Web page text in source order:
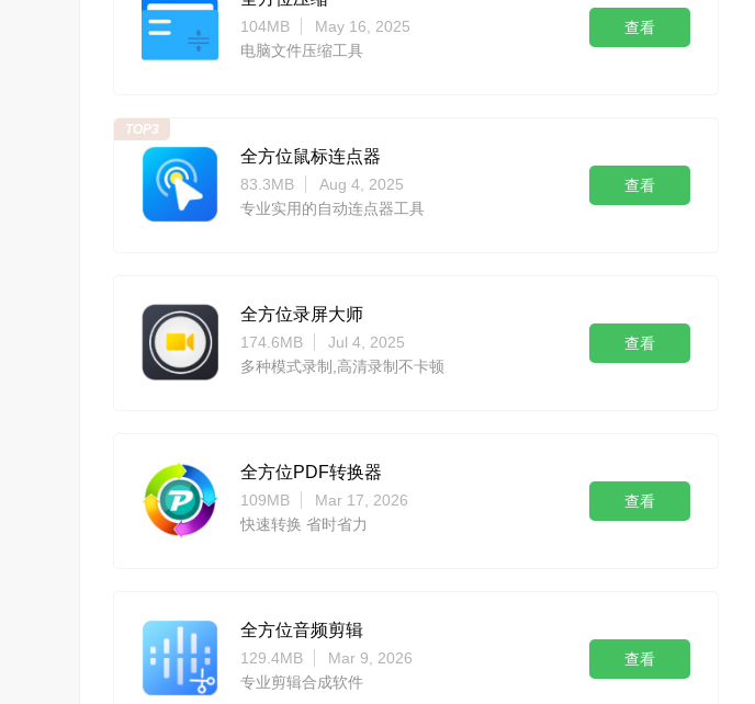
104MB
May 16, 2025
电脑文件压缩工具
查看
全方位鼠标连点器
83.3MB
Aug 4, 2025
专业实用的自动连点器工具
查看
TOP3
全方位录屏大师
174.6MB
Jul 4, 2025
多种模式录制,高清录制不卡顿
查看
全方位PDF转换器
109MB
Mar 17, 2026
快速转换 省时省力
查看
全方位音频剪辑
129.4MB
Mar 9, 2026
专业剪辑合成软件
查看